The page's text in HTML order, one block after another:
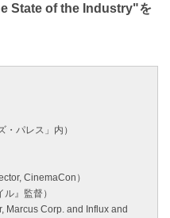
State of the Industry"を
・パレス」内）
CinemaCon）
』監督）
Marcus Corp. and Influx and